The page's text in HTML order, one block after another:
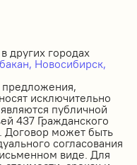
других городах
Новосибирск,
исключительно
публичной
437 Гражданского
Договор может быть
согласования
виде. Для